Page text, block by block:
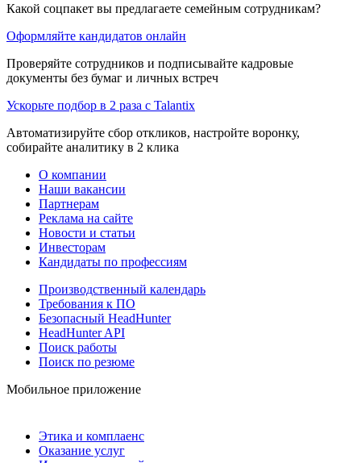
Какой соцпакет вы предлагаете семейным сотрудникам?
Оформляйте кандидатов онлайн
Проверяйте сотрудников и подписывайте кадровые
документы без бумаг и личных встреч
Ускорьте подбор в 2 раза с Talantix
Автоматизируйте сбор откликов, настройте воронку,
собирайте аналитику в 2 клика
О компании
Наши вакансии
Партнерам
Реклама на сайте
Новости и статьи
Инвесторам
Кандидаты по профессиям
Производственный календарь
Требования к ПО
Безопасный HeadHunter
HeadHunter API
Поиск работы
Поиск по резюме
Мобильное приложение
Этика и комплаенс
Оказание услуг